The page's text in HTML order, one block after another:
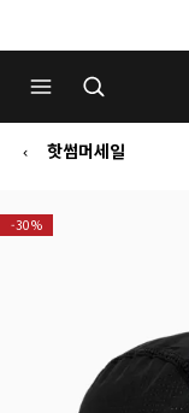
핫썸머세일
-30%